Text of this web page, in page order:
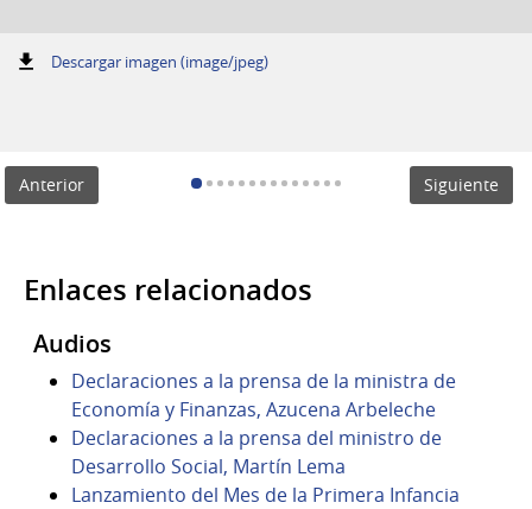
Descargar imagen (image/jpeg):
Anterior Siguiente
Enlaces relacionados
Audios
Declaraciones a la prensa de la ministra de
Economía y Finanzas, Azucena Arbeleche
Declaraciones a la prensa del ministro de
Desarrollo Social, Martín Lema
Lanzamiento del Mes de la Primera Infancia